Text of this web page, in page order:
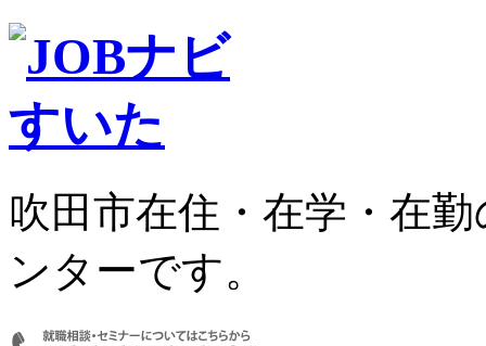
吹田市在住・在学・在
ンターです。